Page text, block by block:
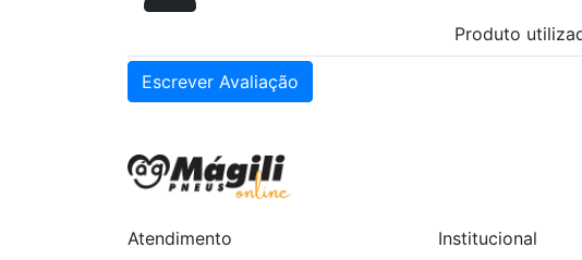
Produto
Escrever Avaliação
Atendimento
Institucional